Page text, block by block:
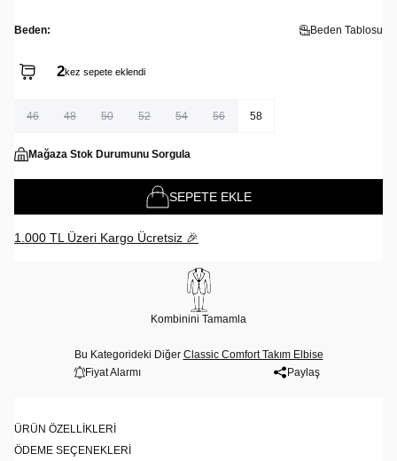
Beden: Beden Tablosu
2kez sepete eklendi
46 48 50 52 54 56 58
Mağaza Stok Durumunu Sorgula
SEPETE EKLE
1.000 TL Üzeri Kargo Ücretsiz 🎉
Kombinini Tamamla
Bu Kategorideki Diğer Classic Comfort Takım Elbise
Fiyat Alarmı
Paylaş
ÜRÜN ÖZELLIKLERI
ÖDEME SEÇENEKLERI